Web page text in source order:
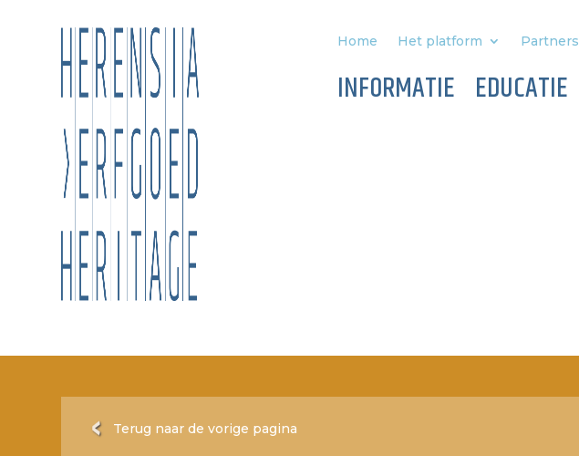
Home Het platform Partners
INFORMATIE EDUCATIE
Terug naar de vorige pagina